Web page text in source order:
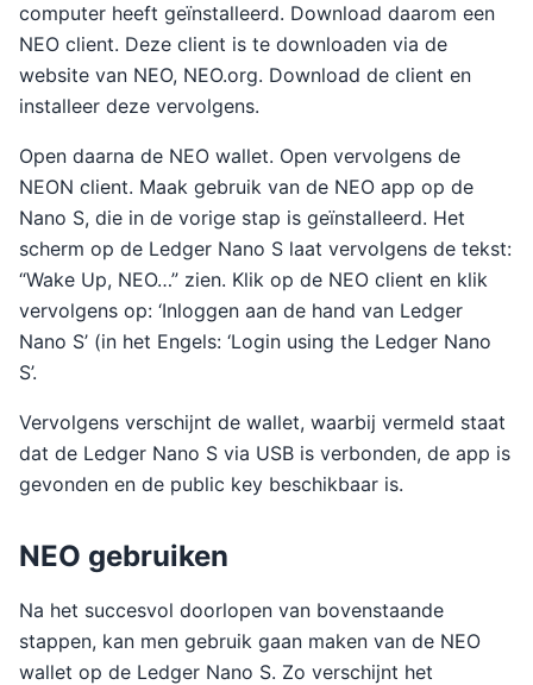
computer heeft geïnstalleerd. Download daarom een
NEO client. Deze client is te downloaden via de
website van NEO, NEO.org. Download de client en
installeer deze vervolgens.
Open daarna de NEO wallet. Open vervolgens de
NEON client. Maak gebruik van de NEO app op de
Nano S, die in de vorige stap is geïnstalleerd. Het
scherm op de Ledger Nano S laat vervolgens de tekst:
“Wake Up, NEO…” zien. Klik op de NEO client en klik
vervolgens op: ‘Inloggen aan de hand van Ledger
Nano S’ (in het Engels: ‘Login using the Ledger Nano
S’.
Vervolgens verschijnt de wallet, waarbij vermeld staat
dat de Ledger Nano S via USB is verbonden, de app is
gevonden en de public key beschikbaar is.
NEO gebruiken
Na het succesvol doorlopen van bovenstaande
stappen, kan men gebruik gaan maken van de NEO
wallet op de Ledger Nano S. Zo verschijnt het